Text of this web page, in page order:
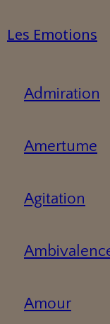
Les Emotions
Admiration
Amertume
Agitation
Amour